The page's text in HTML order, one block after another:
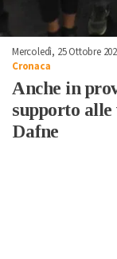
Mercoledì, 25 Ottobre
Cronaca
Anche in
supporto
Dafne